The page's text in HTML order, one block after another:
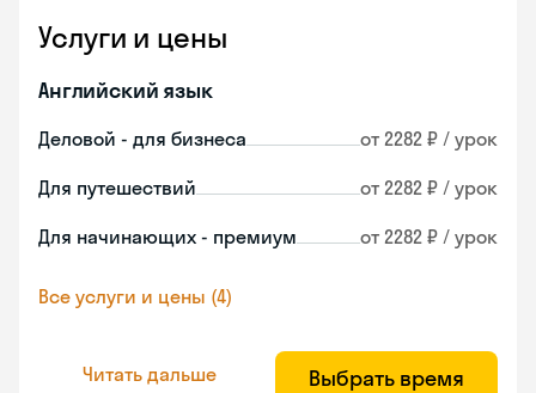
Услуги и цены
Английский язык
Деловой - для бизнеса от 2282 ₽ / урок
Для путешествий от 2282 ₽ / урок
Для начинающих - премиум от 2282 ₽ / урок
Все услуги и цены (4)
Читать дальше Выбрать время